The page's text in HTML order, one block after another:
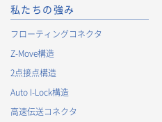
られる場合のCookie情報は、
取り扱います。https://
2. 個人情報の利用目的
当社が取得する個人情報の利用
は、次の利用目的を、関連性を
囲で変更することがあり、変更
私たちの強み
フローティングコネクタ
Z-Move構造
2点接点構造
Auto I-Lock構造
高速伝送コネクタ